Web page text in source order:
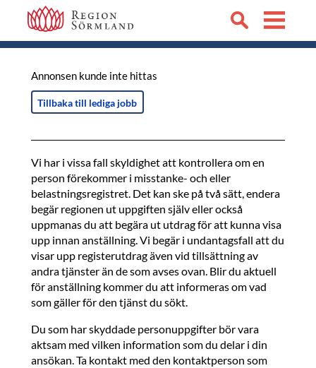
Annonsen kunde inte hittas
Tillbaka till lediga jobb
Vi har i vissa fall skyldighet att kontrollera om en
person förekommer i misstanke- och eller
belastningsregistret. Det kan ske på två sätt, endera
begär regionen ut uppgiften själv eller också
uppmanas du att begära ut utdrag för att kunna visa
upp innan anställning. Vi begär i undantagsfall att du
visar upp registerutdrag även vid tillsättning av
andra tjänster än de som avses ovan. Blir du aktuell
för anställning kommer du att informeras om vad
som gäller för den tjänst du sökt.
Du som har skyddade personuppgifter bör vara
aktsam med vilken information som du delar i din
ansökan. Ta kontakt med den kontaktperson som